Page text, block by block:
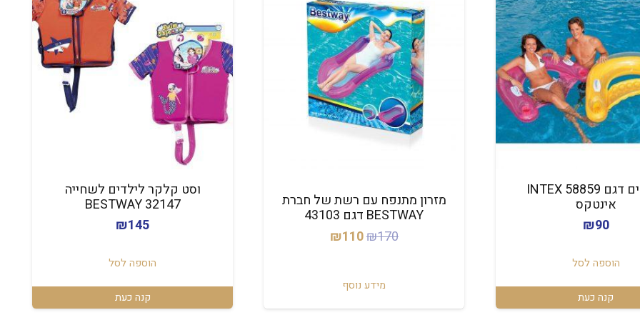
כסא ים דגם 58859 INTEX
אינטקס
₪90
הוספה לסל
קנה כעת
מזרון מתנפח עם רשת של חברת
BESTWAY דגם 43103
₪170
המחיר
₪170.
₪110
מידע נוסף
וסט קלקר לילדים לשחייה
BESTWAY 32147
₪145
הוספה לסל
קנה כעת